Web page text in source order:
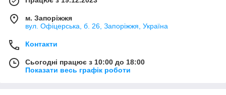
м. Запоріжжя
вул. Офіцерська, б. 26, Запоріжжя, Україна
Контакти
Сьогодні працює з 10:00 до 18:00
Показати весь графік роботи